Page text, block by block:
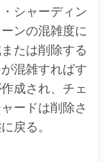
シャーディン
ンの混雑度に
たは削除する
混雑すればす
成され、チェ
ードは削除さ
戻る。